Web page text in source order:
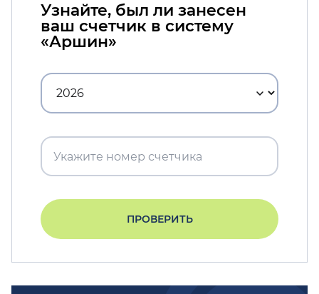
Узнайте, был ли занесен
ваш счетчик в систему
«Аршин»
ПРОВЕРИТЬ